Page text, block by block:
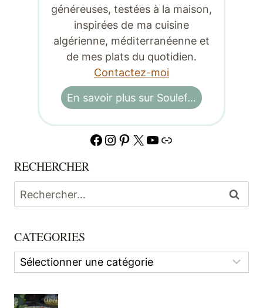
généreuses, testées à la maison,
inspirées de ma cuisine
algérienne, méditerranéenne et
de mes plats du quotidien.
Contactez-moi
En savoir plus sur Soulef…
Facebook
Instagram
Pinterest
X YouTube
Lien
RECHERCHER
Rechercher :
CATEGORIES
Categories